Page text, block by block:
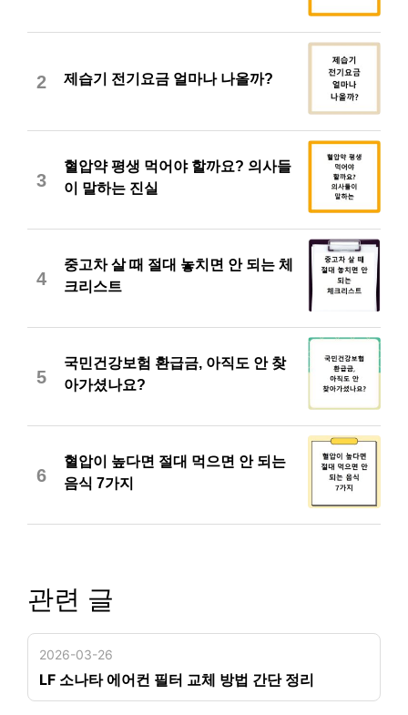
2 제습기 전기요금 얼마나 나올까?
3
혈압약 평생 먹어야 할까요? 의사들
이 말하는 진실
4
중고차 살 때 절대 놓치면 안 되는 체
크리스트
5
국민건강보험 환급금, 아직도 안 찾
아가셨나요?
6
혈압이 높다면 절대 먹으면 안 되는
음식 7가지
관련 글
2026-03-26
LF 소나타 에어컨 필터 교체 방법 간단 정리